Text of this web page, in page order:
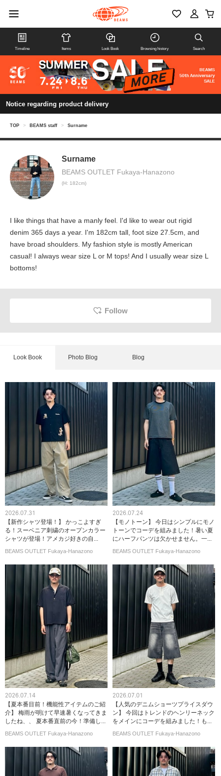
Timeline Items Look Book Browsing history Search
Notice regarding product delivery
TOP > BEAMS staff > Surname
Surname
BEAMS OUTLET Fukaya-Hanazono
(H: 182cm)
I like things that have a manly feel. I'd like to wear out rigid
denim 365 days a year. I'm 182cm tall, foot size 27.5cm, and
have broad shoulders. My fashion style is mostly American
casual! I always wear size L or M tops! And I usually wear size L
bottoms!
Follow
Look Book Photo Blog Blog
2026.07.31
【新作シャツ登場！】 かっこよすぎ
る！スーベニア刺繍のオープンカラー
シャツが登場！アメカジ好きの自...
BEAMS OUTLET Fukaya-Hanazono
2026.07.24
【モノトーン】 今日はシンプルにモノ
トーンでコーデを組みました！暑い夏
にハーフパンツは欠かせません。一...
BEAMS OUTLET Fukaya-Hanazono
2026.07.14
【夏本番目前！機能性アイテムのご紹
介】 梅雨が明けて早速暑くなってきま
したね、、 夏本番直前の今！準備し...
BEAMS OUTLET Fukaya-Hanazono
2026.07.01
【人気のデニムショーツプライスダウ
ン】 今回はトレンドのヘンリーネック
をメインにコーデを組みました！も...
BEAMS OUTLET Fukaya-Hanazono